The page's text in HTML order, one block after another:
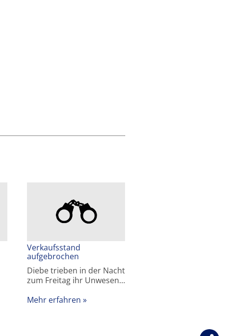
Verkaufsstand
aufgebrochen
Diebe trieben in der Nacht
zum Freitag ihr Unwesen…
Mehr erfahren